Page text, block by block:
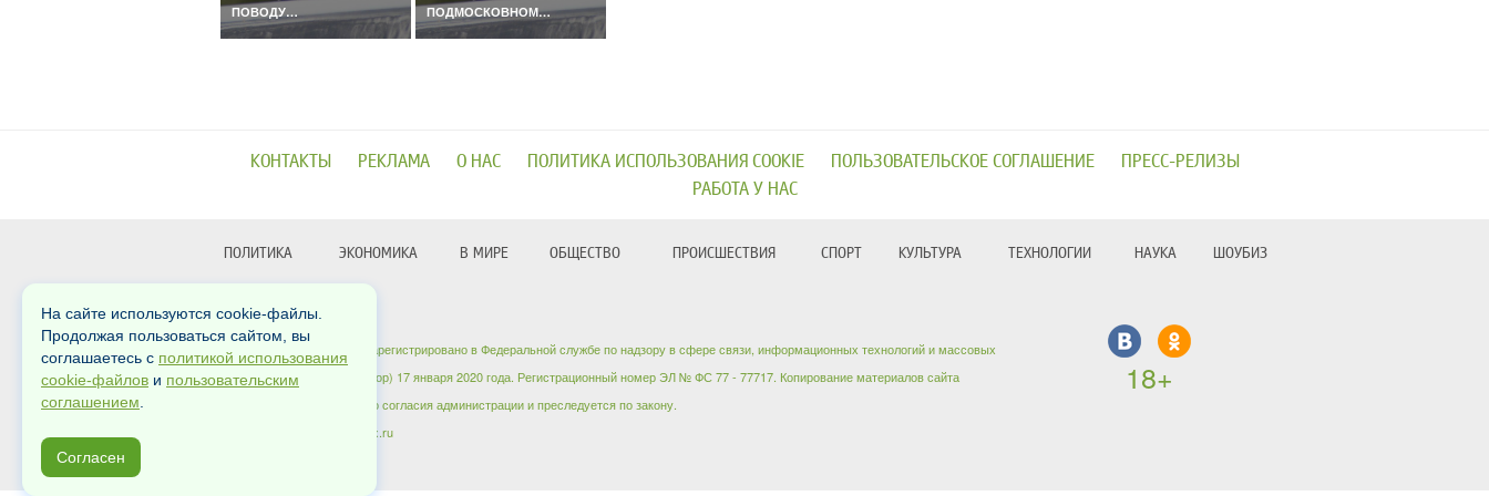
ПОВОДУ…
ПОДМОСКОВНОМ…
КОНТАКТЫ РЕКЛАМА О НАС ПОЛИТИКА ИСПОЛЬЗОВАНИЯ COOKIE ПОЛЬЗОВАТЕЛЬСКОЕ СОГЛАШЕНИЕ
ПРЕСС-РЕЛИЗЫ
РАБОТА У НАС
ПОЛИТИКА ЭКОНОМИКА В МИРЕ ОБЩЕСТВО ПРОИСШЕСТВИЯ СПОРТ КУЛЬТУРА ТЕХНОЛОГИИ НАУКА ШОУБИЗ
Copyrights © 2012-2026
Сетевое издание «Dni24» зарегистрировано в Федеральной службе по надзору в сфере связи, информационных технологий и массовых
коммуникаций (Роскомнадзор) 17 января 2020 года. Регистрационный номер ЭЛ № ФС 77 - 77717. Копирование материалов сайта
запрещено без письменного согласия администрации и преследуется по закону.
: arh-info@yandex.ru
18+
На сайте используются cookie-файлы.
Продолжая пользоваться сайтом, вы
соглашаетесь с политикой использования
cookie-файлов и пользовательским
соглашением
Согласен